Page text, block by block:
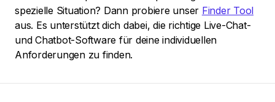
spezielle Situation? Dann probiere unser Finder Tool
aus. Es unterstützt dich dabei, die richtige Live-Chat-
und Chatbot-Software für deine individuellen
Anforderungen zu finden.